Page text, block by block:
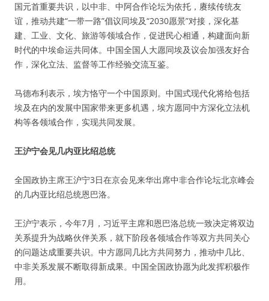
国元首重要共识，以中非、中阿合作论坛为依托，赓续传统友
谊，推动共建“一带一路”倡议同埃及“2030愿景”对接，深化基
建、工业、文化、旅游等领域合作，促进民心相通，构建面向新
时代的中埃命运共同体。中国全国人大愿同埃及议会加强友好合
作，深化立法、监督等工作经验交流互鉴。
马德布利表示，埃方恪守一个中国原则。中国式现代化将给包括
埃及在内的发展中国家带来更多机遇，埃方愿同中方深化立法机
构等各领域合作，实现共同发展。
王沪宁会见几内亚比绍总统
全国政协主席王沪宁3日在京会见来华出席中非合作论坛北京峰会
的几内亚比绍总统恩巴洛。
王沪宁表示，今年7月，习近平主席和恩巴洛总统一致决定将双边
关系提升为战略伙伴关系，就下阶段各领域合作等双方共同关心
的问题达成重要共识。中方愿同几比方共同努力，推动中几比、
中非关系发展不断取得新成果。中国全国政协愿为此发挥积极作
用。